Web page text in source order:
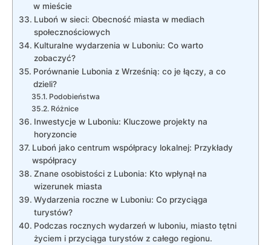
w mieście
Luboń w sieci: Obecność miasta w mediach
społecznościowych
Kulturalne wydarzenia w Luboniu: Co warto
zobaczyć?
Porównanie Lubonia z Wrześnią: co je łączy, a co
dzieli?
Podobieństwa
Różnice
Inwestycje w Luboniu: Kluczowe projekty na
horyzoncie
Luboń jako centrum współpracy lokalnej: Przykłady
współpracy
Znane osobistości z Lubonia: Kto wpłynął na
wizerunek miasta
Wydarzenia roczne w Luboniu: Co przyciąga
turystów?
Podczas rocznych wydarzeń w luboniu, miasto tętni
życiem i przyciąga turystów z całego regionu.